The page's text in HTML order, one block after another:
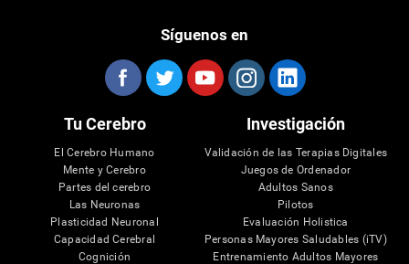
Síguenos en
Tu Cerebro
El Cerebro Humano
Mente y Cerebro
Partes del cerebro
Las Neuronas
Plasticidad Neuronal
Capacidad Cerebral
Cognición
Investigación
Validación de las Terapias Digitales
Juegos de Ordenador
Adultos Sanos
Pilotos
Evaluación Holistica
Personas Mayores Saludables (iTV)
Entrenamiento Adultos Mayores